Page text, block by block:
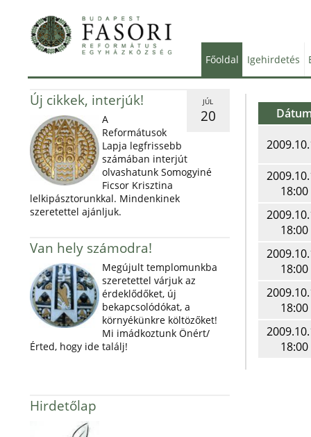
Főoldal Igehirdetés
JÚL
20
Új cikkek, interjúk!
A
Reformátusok
Lapja legfrissebb
számában interjút
olvashatunk Somogyiné
Ficsor Krisztina
lelkipásztorunkkal. Mindenkinek
szeretettel ajánljuk.
Van hely számodra!
Megújult templomunkba
szeretettel várjuk az
érdeklődőket, új
bekapcsolódókat, a
környékünkre költözőket!
Mi imádkoztunk Önért/
Érted, hogy ide találj!
Hirdetőlap
18:00
18:00
18:00
18:00
18:00